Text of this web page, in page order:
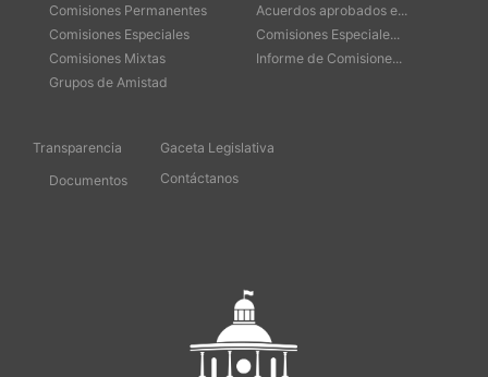
Comisiones Permanentes
Comisiones Especiales
Comisiones Mixtas
Grupos de Amistad
Acuerdos aprobados e...
Comisiones Especiale...
Informe de Comisione...
Transparencia
Documentos
Gaceta Legislativa
Contáctanos